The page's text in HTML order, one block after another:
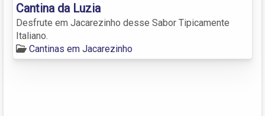
Cantina da Luzia
Desfrute em Jacarezinho desse Sabor Tipicamente
Italiano.
Cantinas em Jacarezinho